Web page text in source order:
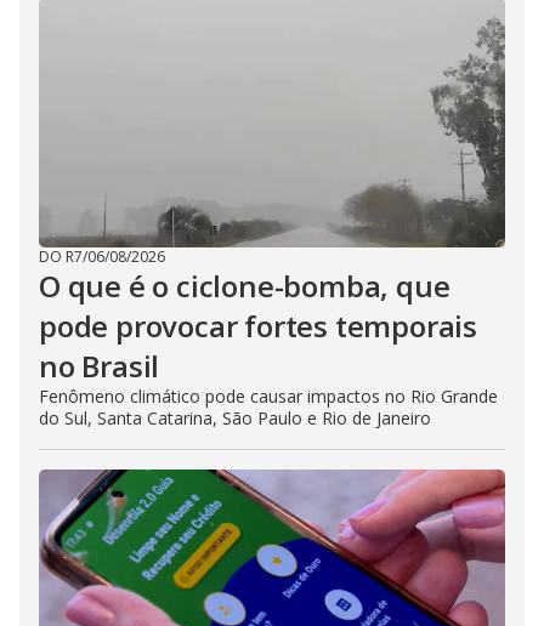
e
o
DO R7/06/08/2026
O que é o ciclone-bomba, que
pode provocar fortes temporais
no Brasil
Fenômeno climático pode causar impactos no Rio Grande
do Sul, Santa Catarina, São Paulo e Rio de Janeiro